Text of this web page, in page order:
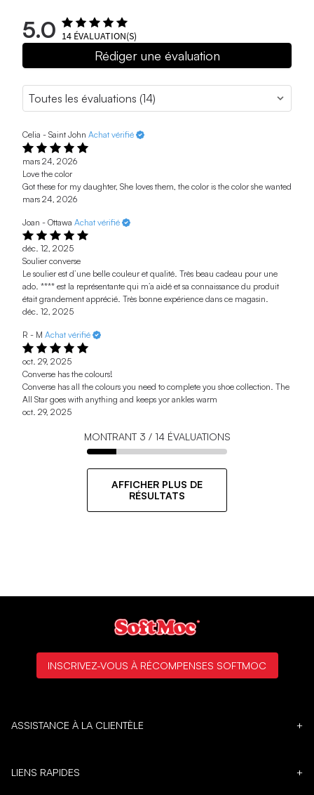
5.0 14 ÉVALUATION(S)
Rédiger une évaluation
Celia - Saint John Achat vérifié
mars 24, 2026
Love the color
Got these for my daughter, She loves them, the color is the color she wanted
mars 24, 2026
Joan - Ottawa Achat vérifié
déc. 12, 2025
Soulier converse
Le soulier est d’une belle couleur et qualité. Très beau cadeau pour une
ado. **** est la représentante qui m’a aidé et sa connaissance du produit
était grandement apprécié. Très bonne expérience dans ce magasin.
déc. 12, 2025
R - M Achat vérifié
oct. 29, 2025
Converse has the colours!
Converse has all the colours you need to complete you shoe collection. The
All Star goes with anything and keeps yor ankles warm
oct. 29, 2025
MONTRANT 3 / 14ÉVALUATIONS
AFFICHER PLUS DE
RÉSULTATS
ASSISTANCE À LA CLIENTÈLE +
LIENS RAPIDES +
INSCRIVEZ-VOUS À RÉCOMPENSES SOFTMOC